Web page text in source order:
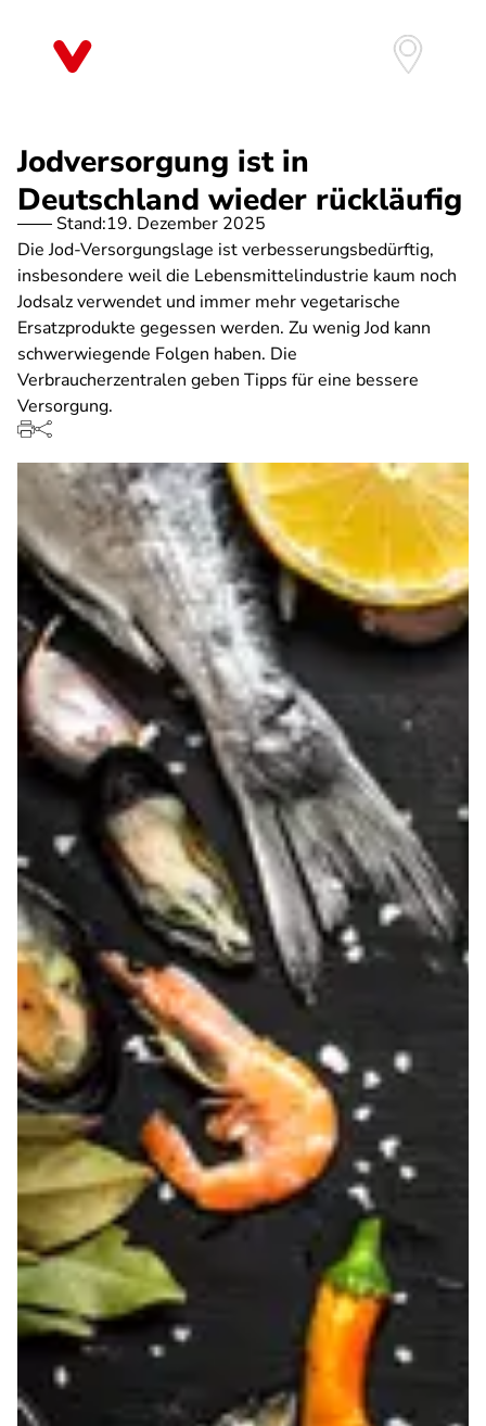
Jodversorgung ist in
Deutschland wieder rückläufig
Stand:19. Dezember 2025
Die Jod-Versorgungslage ist verbesserungsbedürftig,
insbesondere weil die Lebensmittelindustrie kaum noch
Jodsalz verwendet und immer mehr vegetarische
Ersatzprodukte gegessen werden. Zu wenig Jod kann
schwerwiegende Folgen haben. Die
Verbraucherzentralen geben Tipps für eine bessere
Versorgung.